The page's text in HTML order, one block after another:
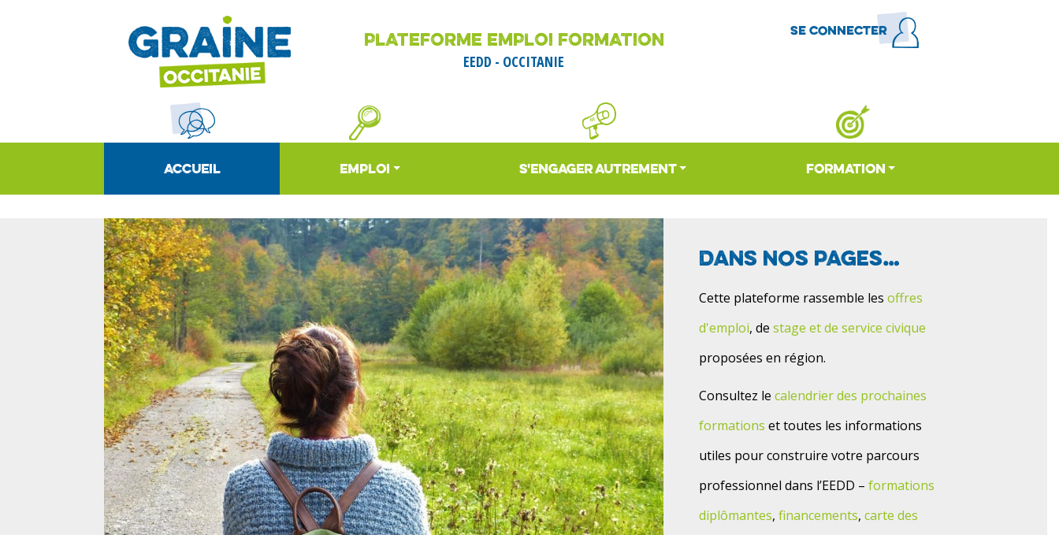
au
contenu
principal
PLATEFORME EMPLOI FORMATION
EEDD - OCCITANIE
Menu
l'utilisateur
Se connecter
ACCUEIL EMPLOI S'ENGAGER AUTREMENT FORMATION
Dans nos pages…
Cette plateforme rassemble les offres
d'emploi, de stage et de service civique
proposées en région.
Consultez le calendrier des prochaines
formations et toutes les informations
utiles pour construire votre parcours
professionnel dans l’EEDD – formations
diplômantes, financements, carte des